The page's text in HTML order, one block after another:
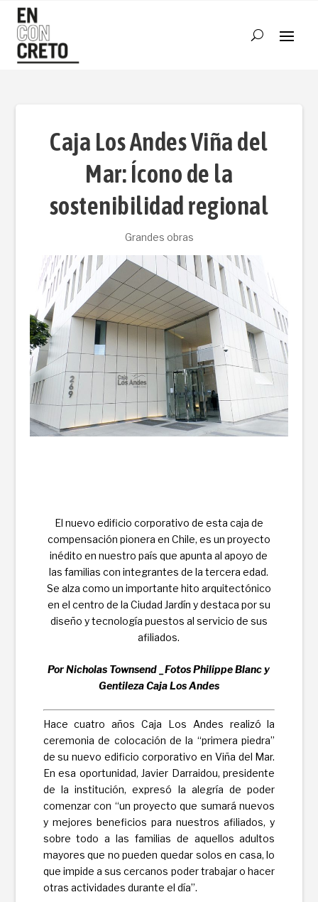
Caja Los Andes Viña del
Mar: Ícono de la
sostenibilidad regional
Grandes obras
El nuevo edificio corporativo de esta caja de
compensación pionera en Chile, es un proyecto
inédito en nuestro país que apunta al apoyo de
las familias con integrantes de la tercera edad.
Se alza como un importante hito arquitectónico
en el centro de la Ciudad Jardín y destaca por su
diseño y tecnología puestos al servicio de sus
afiliados.
Por Nicholas Townsend _Fotos Philippe Blanc y
Gentileza Caja Los Andes
Hace cuatro años Caja Los Andes realizó la
ceremonia de colocación de la “primera piedra”
de su nuevo edificio corporativo en Viña del Mar.
En esa oportunidad, Javier Darraidou, presidente
de la institución, expresó la alegría de poder
comenzar con “un proyecto que sumará nuevos
y mejores beneficios para nuestros afiliados, y
sobre todo a las familias de aquellos adultos
mayores que no pueden quedar solos en casa, lo
que impide a sus cercanos poder trabajar o hacer
otras actividades durante el día”.